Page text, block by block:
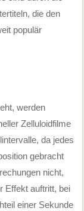
die den
populär
werden
Zelluloidfilme
da jedes
gebracht
nicht,
Effekt auftritt, bei
einer Sekunde